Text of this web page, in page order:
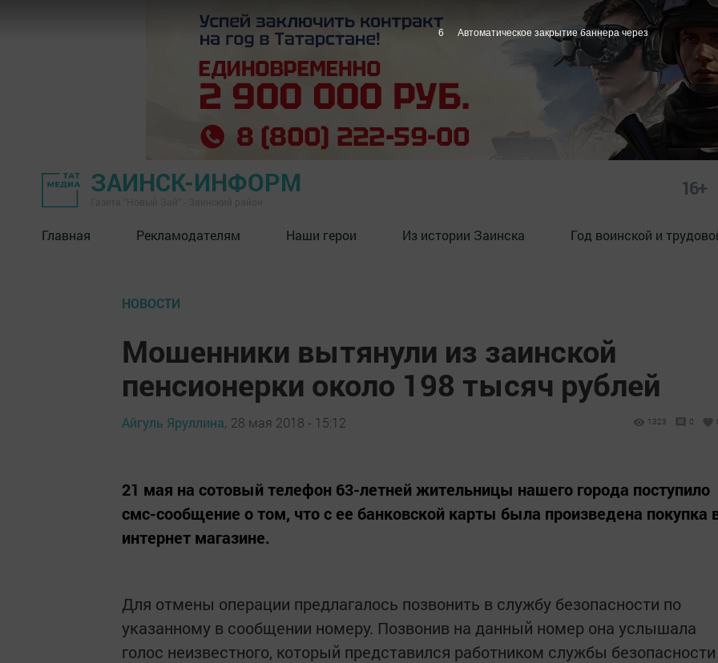
ЗАИНСК-ИНФОРМ 16+
Главная Рекламодателям Наши герои Из истории Заинска Год воинской и
НОВОСТИ
Мошенники вытянули из заинской
пенсионерки около 198 тысяч рублей
Айгуль Яруллина, 28 мая 2018 - 15:12 1323 0
21 мая на сотовый телефон 63-летней жительницы нашего города поступило
смс-сообщение о том, что с ее банковской карты была произведена покупка
интернет магазине.
Для отмены операции предлагалось позвонить в службу безопасности по
указанному в сообщении номеру. Позвонив на данный номер она услышала
голос неизвестного, который представился работником службы безопасности
5 Автоматическое закрытие баннера через